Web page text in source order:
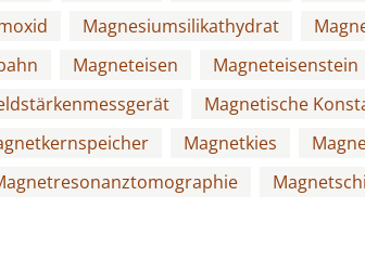
Magnesiumsilikathydrat
Magneteisen Magneteisenstein
Magnetische
Magnetkies